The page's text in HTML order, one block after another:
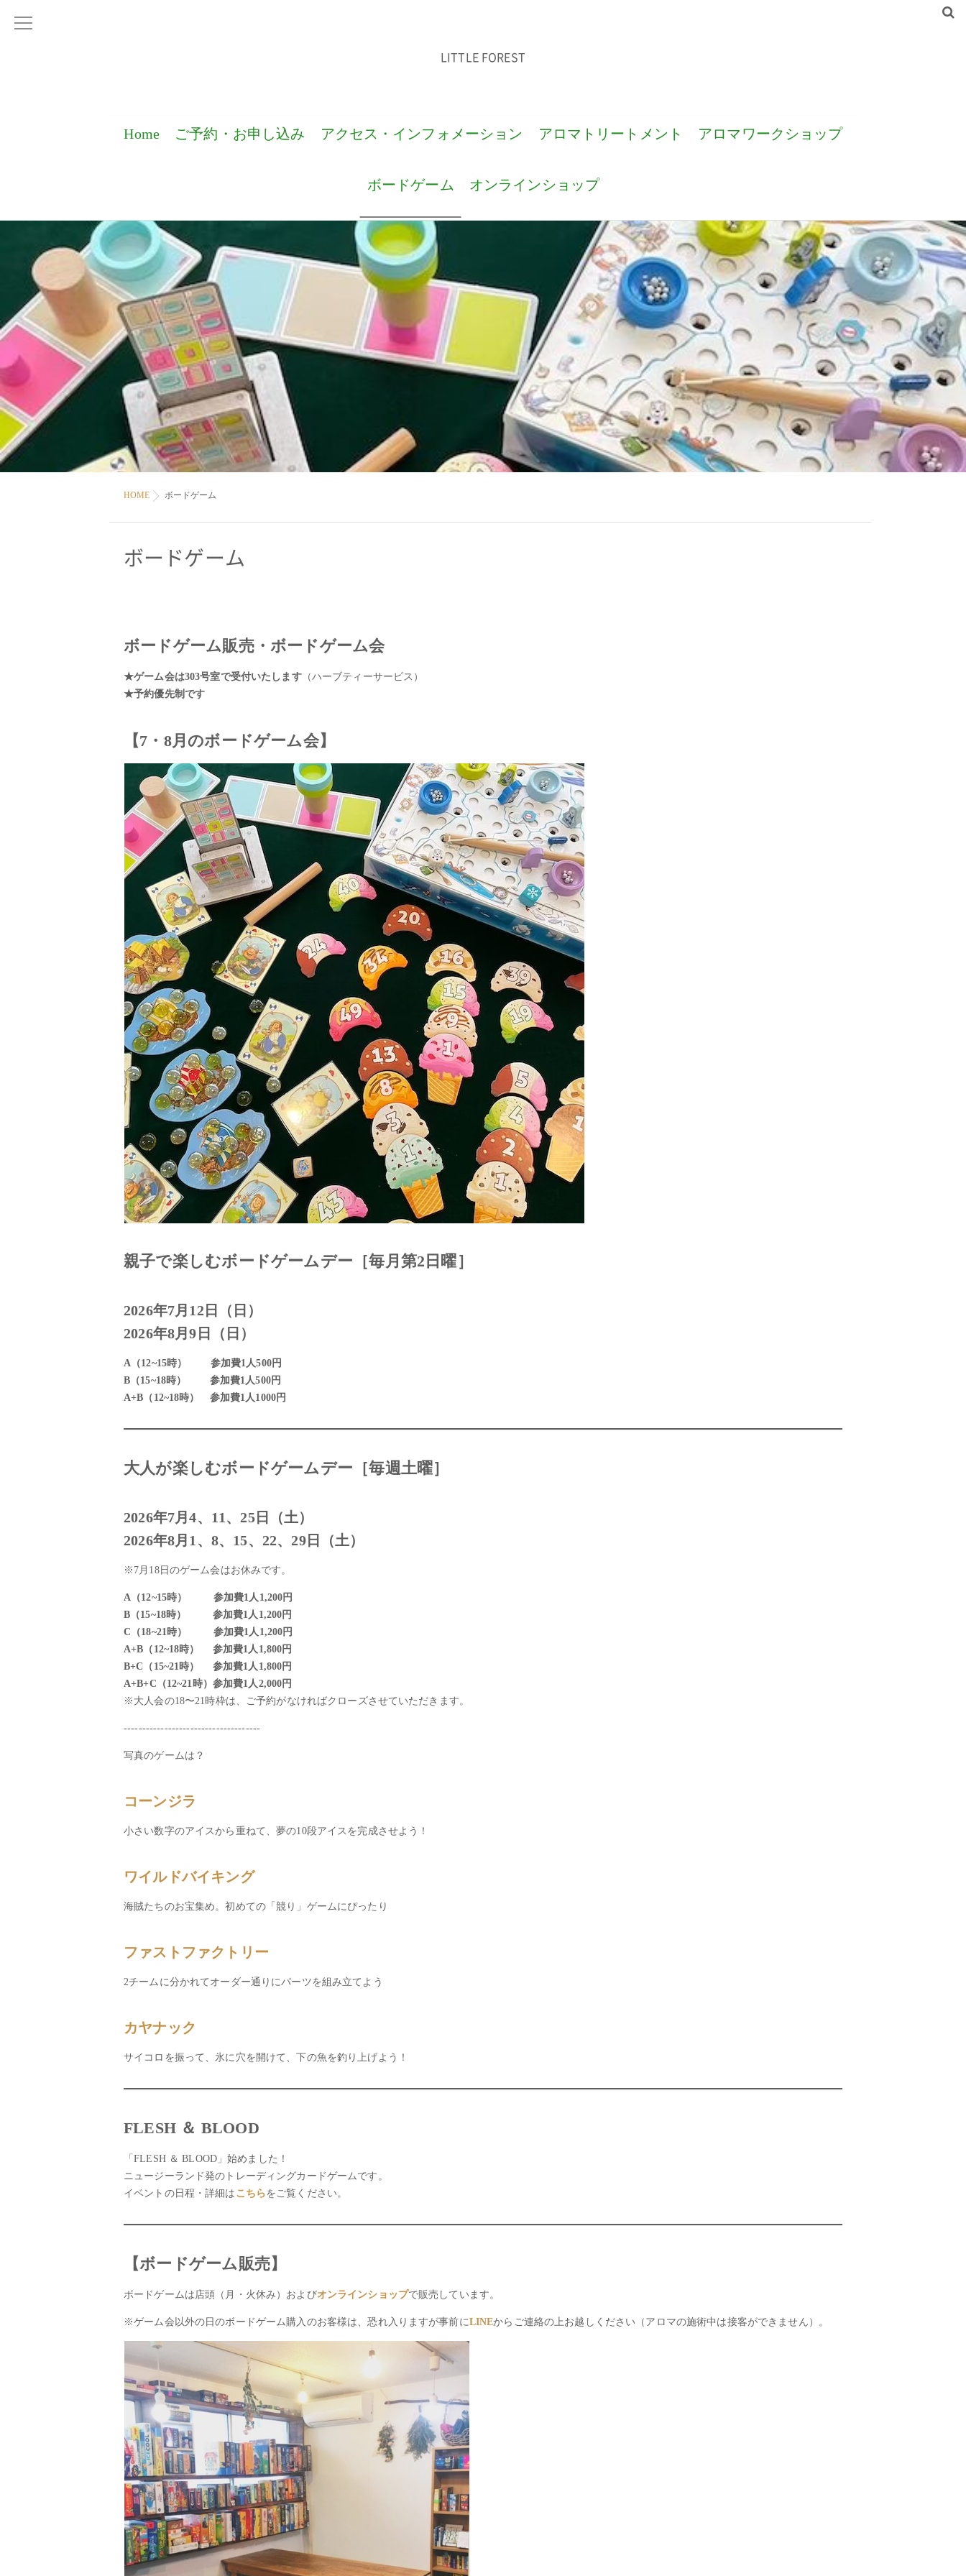
LITTLE FOREST
Home ご予約・お申し込み アクセス・インフォメーション アロマトリートメント アロマワークショップ
ボードゲーム オンラインショップ
HOME ボードゲーム
ボードゲーム
ボードゲーム販売・ボードゲーム会
★ゲーム会は303号室で受付いたします（ハーブティーサービス）
★予約優先制です
【7・8月のボードゲーム会】
親子で楽しむボードゲームデー［毎月第2日曜］
2026年7月12日（日）
2026年8月9日（日）
A（12~15時） 参加費1人500円
B（15~18時） 参加費1人500円
A+B（12~18時） 参加費1人1000円
大人が楽しむボードゲームデー［毎週土曜］
2026年7月4、11、25日（土）
2026年8月1、8、15、22、29日（土）
※7月18日のゲーム会はお休みです。
A（12~15時） 参加費1人1,200円
B（15~18時） 参加費1人1,200円
C（18~21時） 参加費1人1,200円
A+B（12~18時） 参加費1人1,800円
B+C（15~21時） 参加費1人1,800円
A+B+C（12~21時）参加費1人2,000円
※大人会の18〜21時枠は、ご予約がなければクローズさせていただきます。
-------------------------------------
写真のゲームは？
コーンジラ
小さい数字のアイスから重ねて、夢の10段アイスを完成させよう！
ワイルドバイキング
海賊たちのお宝集め。初めての「競り」ゲームにぴったり
ファストファクトリー
2チームに分かれてオーダー通りにパーツを組み立てよう
カヤナック
サイコロを振って、氷に穴を開けて、下の魚を釣り上げよう！
FLESH ＆ BLOOD
「FLESH ＆ BLOOD」始めました！
ニュージーランド発のトレーディングカードゲームです。
イベントの日程・詳細は こちらをご覧ください。
【ボードゲーム販売】
ボードゲームは店頭（月・火休み）およびオンラインショップで販売しています。
※ゲーム会以外の日のボードゲーム購入のお客様は、恐れ入りますが事前にLINEからご連絡の上お越しください（アロマの施術中は接客ができません）。